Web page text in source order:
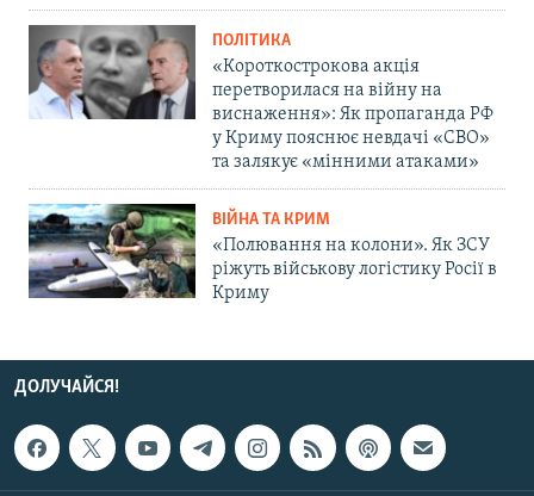
ПОЛІТИКА
«Короткострокова акція
перетворилася на війну на
виснаження»: Як пропаганда РФ
у Криму пояснює невдачі «СВО»
та залякує «мінними атаками»
ВІЙНА ТА КРИМ
«Полювання на колони». Як ЗСУ
ріжуть військову логістику Росії в
Криму
ДОЛУЧАЙСЯ!